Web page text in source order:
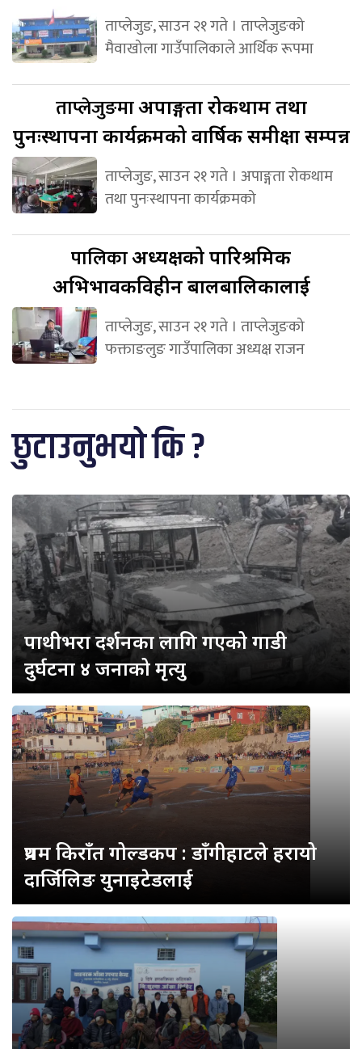
ताप्लेजुङ, साउन २१ गते । ताप्लेजुङको
मैवाखोला गाउँपालिकाले आर्थिक रूपमा
ताप्लेजुङमाअपाङ्गता रोकथाम तथा
पुनःस्थापना कार्यक्रमको वार्षिक समीक्षा सम्पन्न
ताप्लेजुङ, साउन २१ गते । अपाङ्गता रोकथाम
तथा पुनःस्थापना कार्यक्रमको
पालिकाअध्यक्षको पारिश्रमिक
अभिभावकविहीन बालबालिकालाई
ताप्लेजुङ, साउन २१ गते । ताप्लेजुङको
फक्ताङलुङ गाउँपालिका अध्यक्ष राजन
छुटाउनुभयो कि ?
पाथीभरा दर्शनका लागि गएको गाडी
दुर्घटना ४ जनाको मृत्यु
प्रथम किराँत गोल्डकप : डाँगीहाटले हरायो
दार्जिलिङ युनाइटेडलाई